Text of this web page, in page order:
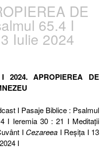
DE
65.4 I
Iulie 2024
2024. APROPIEREA DE
I Pasaje Biblice : Psalmul
I Ieremia 30 : 21 I Meditaţii
I Cezareea I Reşiţa I 13
I